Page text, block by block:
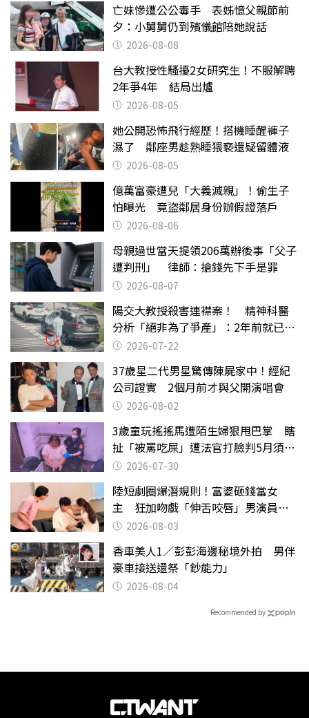
亡妹慘遭公公毒手 表姊憶父親節前
夕：小舅舅仍到殯儀館陪她說話
2026-08-08
台大教授性騷擾2女研究生！不服解聘
2年爭4年 結局出爐
2026-08-05
她公開恐怖飛行經歷！搭機睡醒褲子
濕了 鄰座男趁熟睡猥褻還疑留體液
2026-08-05
億萬富豪遭兒「大義滅親」！偷生子
怕曝光 竟盜鄰居身份辦假證落戶
2026-08-06
母親過世當天提領206萬辦後事「父子
遭判刑」 律師：搶錢先下手是罪
2026-08-07
陽交大教授殺害連襟案！ 精神科醫
分析「絕非為了爭產」：2年前就已言
行詭異
2026-07-22
37歲星二代男星驚傳陳屍家中！經紀
公司證實 2個月前才與父開演唱會
2026-08-02
3歲童玩搖搖馬遭陌生婦狠甩巴掌 瞎
扯「被罵吃屎」遭法官打臉判5月須入
監 2026-07-30
陸短劇圈爆潛規則！富婆砸錢當女
主 狂加吻戲「伸舌咬唇」男演員崩
潰 2026-08-03
香車美人1／彭彭海邊秘境外拍 男伴
豪車接送還祭「鈔能力」
2026-08-04
Recommended by